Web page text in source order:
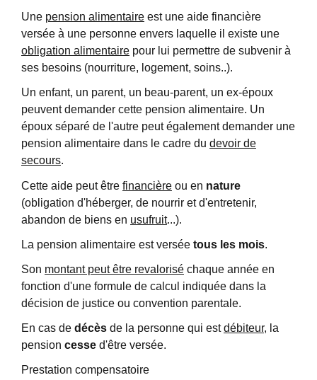
Une pension alimentaire est une aide financière
versée à une personne envers laquelle il existe une
obligation alimentaire pour lui permettre de subvenir à
ses besoins (nourriture, logement, soins..).
Un enfant, un parent, un beau-parent, un ex-époux
peuvent demander cette pension alimentaire. Un
époux séparé de l'autre peut également demander une
pension alimentaire dans le cadre du devoir de
secours.
Cette aide peut être financière ou en nature
(obligation d'héberger, de nourrir et d'entretenir,
abandon de biens en usufruit...).
La pension alimentaire est versée tous les mois.
Son montant peut être revalorisé chaque année en
fonction d'une formule de calcul indiquée dans la
décision de justice ou convention parentale.
En cas de décès de la personne qui estdébiteur, la
pension cesse d'être versée.
Prestation compensatoire